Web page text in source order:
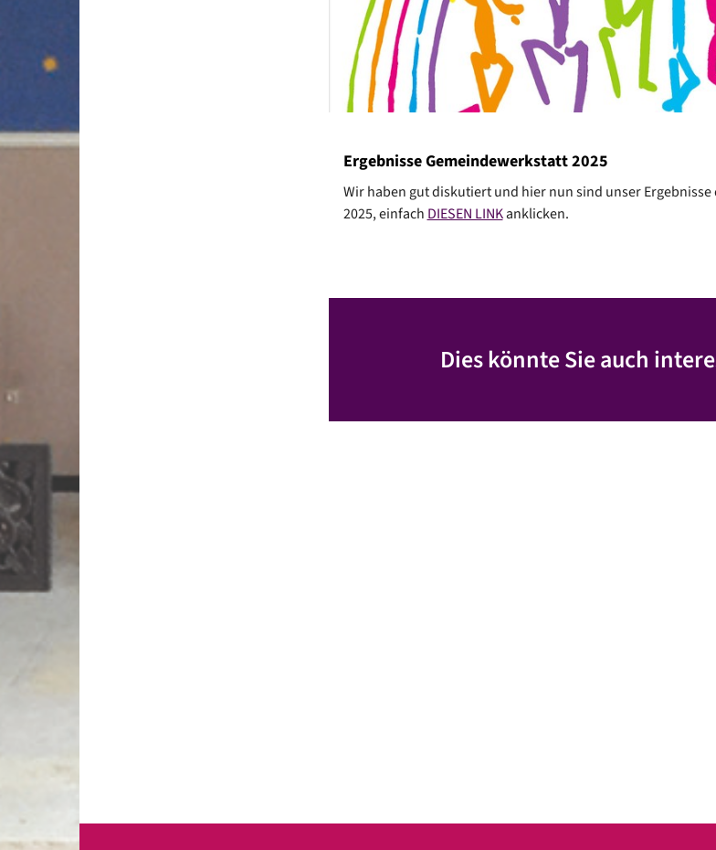
Ergebnisse Gemeindewerkstatt 2025
Wir haben gut diskutiert und hier nun sind unser
2025, einfach DIESEN LINKanklicken.
Dies könnte Sie auch